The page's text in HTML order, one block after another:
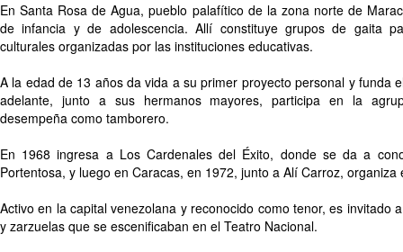
En Santa Rosa de Agua, pueblo palafítico de la zona norte de
de infancia y de adolescencia. Allí constituye grupos de gaita
culturales organizadas por las instituciones educativas.
A la edad de 13 años da vida a su primer proyecto personal y funda
adelante, junto a sus hermanos mayores, participa en la
desempeña como tamborero.
En 1968 ingresa a Los Cardenales del Éxito, donde se da a
Portentosa, y luego en Caracas, en 1972, junto a Alí Carroz, organiza
Activo en la capital venezolana y reconocido como tenor, es invitado
y zarzuelas que se escenificaban en el Teatro Nacional.